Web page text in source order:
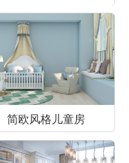
简欧风格儿童房